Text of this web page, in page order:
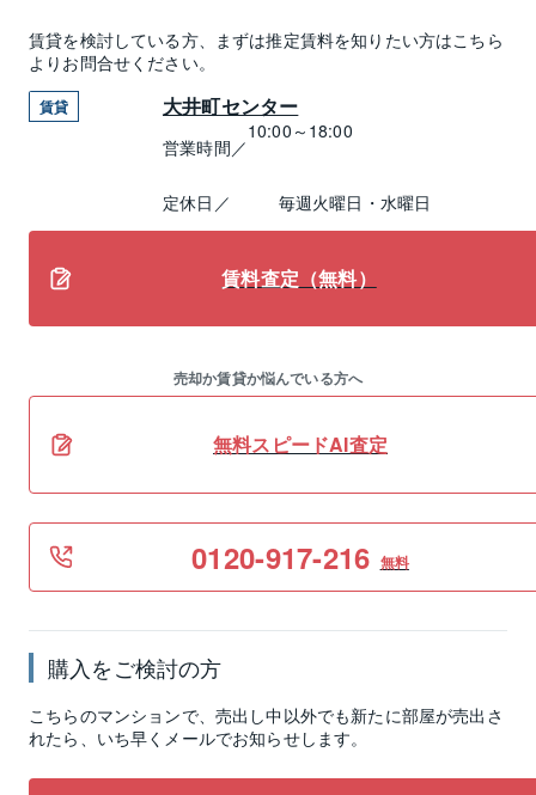
賃貸を検討している方、まずは推定賃料を知りたい方はこちら
よりお問合せください。
賃貸 大井町センター
営業時間／
10:00～18:00
定休日／ 毎週火曜日・水曜日
賃料査定（無料）
売却か賃貸か悩んでいる方へ
無料スピードAI査定
0120-917-216 無料
購入をご検討の方
こちらのマンションで、売出し中以外でも新たに部屋が売出さ
れたら、いち早くメールでお知らせします。